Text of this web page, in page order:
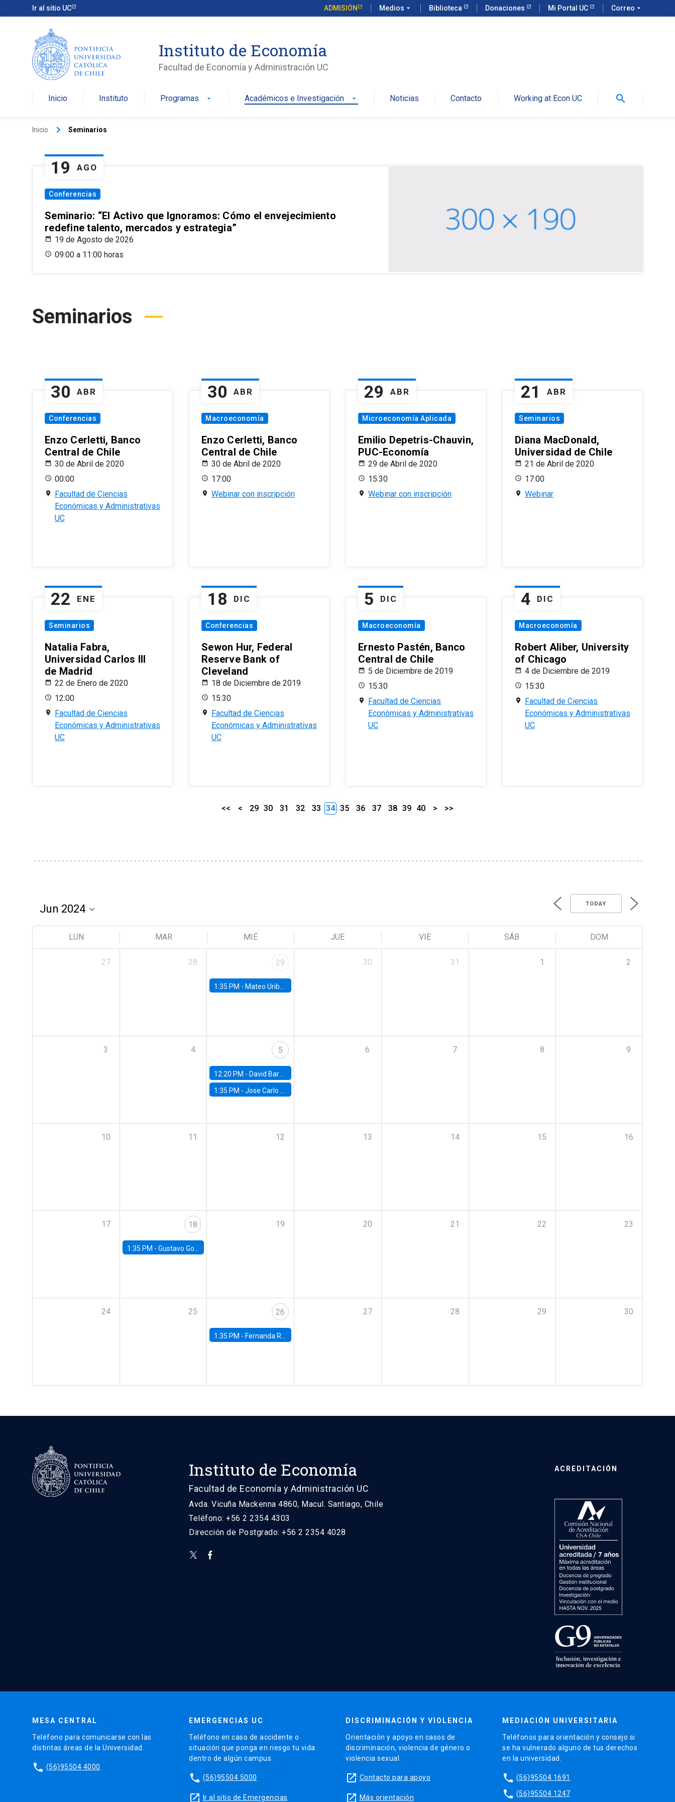
Ir al sitio UC ADMISIÓN Medios arrow_drop_down Biblioteca Donaciones Mi Portal UC Correo arrow_drop_down
Instituto de Economía
Facultad de Economía y Administración UC
Inicio Instituto Programas arrow_drop_down Académicos e Investigación arrow_drop_down Noticias Contacto Working at Econ UC search
Inicio keyboard_arrow_right Seminarios
19 AGO
Conferencias
Seminario: “El Activo que Ignoramos: Cómo el envejecimiento
redefine talento, mercados y estrategia”
19 de Agosto de 2026
09:00 a 11:00 horas
Seminarios
30 ABR
Conferencias
Enzo Cerletti, Banco
Central de Chile
30 de Abril de 2020
00:00
Facultad de Ciencias
Económicas y Administrativas
UC
30 ABR
Macroeconomía
Enzo Cerletti, Banco
Central de Chile
30 de Abril de 2020
17:00
Webinar con inscripción
29 ABR
Microeconomía Aplicada
Emilio Depetris-Chauvin,
PUC-Economía
29 de Abril de 2020
15:30
Webinar con inscripción
21 ABR
Seminarios
Diana MacDonald,
Universidad de Chile
21 de Abril de 2020
17:00
Webinar
22 ENE
Seminarios
Natalia Fabra,
Universidad Carlos III
de Madrid
22 de Enero de 2020
12:00
Facultad de Ciencias
Económicas y Administrativas
UC
18 DIC
Conferencias
Sewon Hur, Federal
Reserve Bank of
Cleveland
18 de Diciembre de 2019
15:30
Facultad de Ciencias
Económicas y Administrativas
UC
5 DIC
Macroeconomía
Ernesto Pastén, Banco
Central de Chile
5 de Diciembre de 2019
15:30
Facultad de Ciencias
Económicas y Administrativas
UC
4 DIC
Macroeconomía
Robert Aliber, University
of Chicago
4 de Diciembre de 2019
15:30
Facultad de Ciencias
Económicas y Administrativas
UC
<< < 29 30 31 32 33 34 35 36 37 38 39 40 > >>
TODAY
LUN MAR MIÉ JUE VIE SÁB DOM
27 28 29
1:35 PM - Mateo Uribe-Castro, Universidad de los Andes (Colombia)
30 31 1 2
3 4 5
12:20 PM - David Bardey, Universidad de los Andes - CEDE
1:35 PM -Jose Carlo Bermudez, UC (ME) & World Bank
6 7 8 9
10 11 12 13 14 15 16
17 18
1:35 PM - Gustavo González, Banco Central de Chile
19 20 21 22 23
24 25 26
1:35 PM - Fernanda Rojas Ampuero, University of Wisconsin-Madison
27 28 29 30
Instituto de Economía
Facultad de Economía y Administración UC
Avda. Vicuña Mackenna 4860, Macul. Santiago, Chile
Teléfono: +56 2 2354 4303
Dirección de Postgrado: +56 2 2354 4028
ACREDITACIÓN
MESA CENTRAL
Teléfono para comunicarse con las
distintas áreas de la Universidad.
phone (56)95504 4000
EMERGENCIAS UC
Teléfono en caso de accidente o
situación que ponga en riesgo tu vida
dentro de algún campus.
phone (56)95504 5000
launch Ir al sitio de Emergencias
DISCRIMINACIÓN Y VIOLENCIA
Orientación y apoyo en casos de
discriminación, violencia de género o
violencia sexual.
launch Contacto para apoyo
launch Más orientación
MEDIACIÓN UNIVERSITARIA
Teléfonos para orientación y consejo si
se ha vulnerado alguno de tus derechos
en la universidad.
phone (56)95504 1691
phone (56)95504 1247